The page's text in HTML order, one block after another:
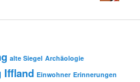
alte Siegel Archäologie
Iffland Einwohner Erinnerungen